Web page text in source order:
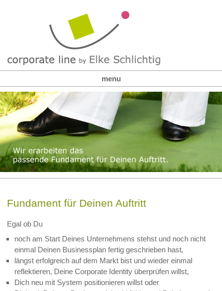
menu
Fundament für Deinen Auftritt
Egal ob Du
noch am Start Deines Unternehmens stehst und noch nicht
einmal Deinen Businessplan fertig geschrieben hast,
längst erfolgreich auf dem Markt bist und wieder einmal
reflektieren, Deine Corporate Identity überprüfen willst,
Dich neu mit System positionieren willst oder